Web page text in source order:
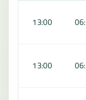
13:00
13:00